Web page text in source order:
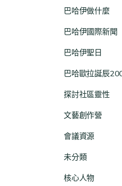
巴哈伊做什麼
巴哈伊國際新聞
巴哈伊聖日
巴哈歐拉誕辰
探討社區靈性
文藝創作營
會議資源
未分類
核心人物